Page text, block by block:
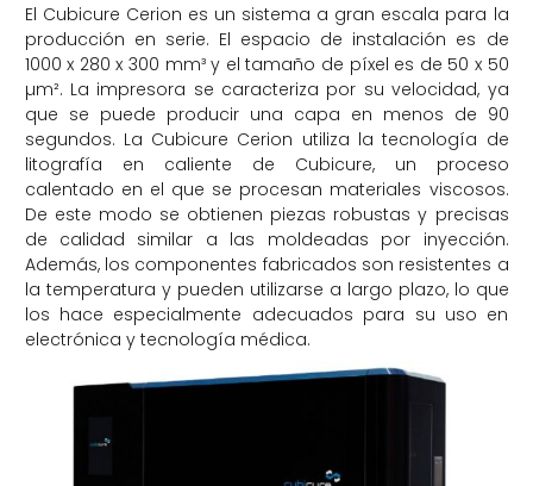
El Cubicure Cerion es un sistema a gran escala para la
producción en serie. El espacio de instalación es de
1000 x 280 x 300 mm³ y el tamaño de píxel es de 50 x 50
µm². La impresora se caracteriza por su velocidad, ya
que se puede producir una capa en menos de 90
segundos. La Cubicure Cerion utiliza la tecnología de
litografía en caliente de Cubicure, un proceso
calentado en el que se procesan materiales viscosos.
De este modo se obtienen piezas robustas y precisas
de calidad similar a las moldeadas por inyección.
Además, los componentes fabricados son resistentes a
la temperatura y pueden utilizarse a largo plazo, lo que
los hace especialmente adecuados para su uso en
electrónica y tecnología médica.